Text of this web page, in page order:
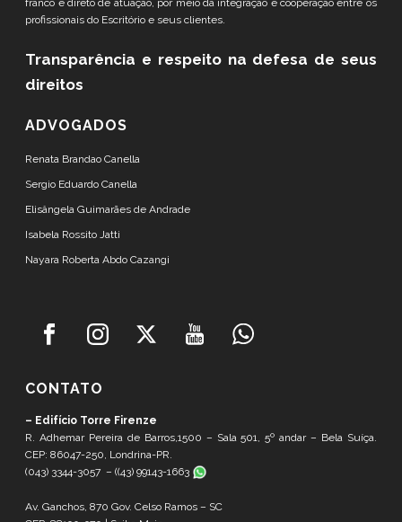
profissionais do Escritório e seus clientes.
Transparência e respeito na defesa de seus
direitos
ADVOGADOS
Renata Brandao Canella
Sergio Eduardo Canella
Elisângela Guimarães de Andrade
Isabela Rossito Jatti
Nayara Roberta Abdo Cazangi
CONTATO
– Edifício Torre Firenze
R. Adhemar Pereira de Barros,1500 – Sala 501, 5º andar – Bela Suíça.
CEP: 86047-250, Londrina-PR.
(043) 3344-3057 – ((43) 99143-1663
Av. Ganchos, 870 Gov. Celso Ramos – SC